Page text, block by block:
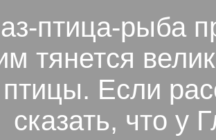
птица-рыба
тянется
птицы. Если
сказать, что у